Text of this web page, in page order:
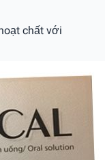
chất với